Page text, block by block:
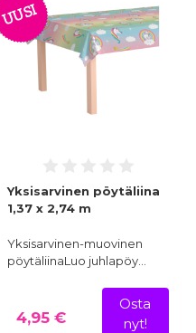
UUSI
Yksisarvinen pöytäliina
1,37 x 2,74 m
Yksisarvinen-muovinen
pöytäliinaLuo juhlapöy…
4,95 €
Osta
nyt!